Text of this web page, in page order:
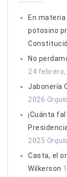
En
potosino
No
24 febrero,
Jabonería
2026
¡Cuánta
2025
Casta, el
Wilkerson